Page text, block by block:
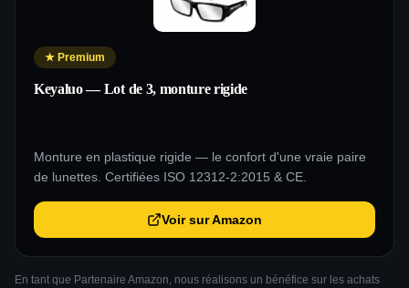
★ Premium
Keyaluo — Lot de 3, monture rigide
Monture en plastique rigide — le confort d'une vraie paire
de lunettes. Certifiées ISO 12312-2:2015 & CE.
Voir sur Amazon
En tant que Partenaire Amazon, nous réalisons un bénéfice sur les achats